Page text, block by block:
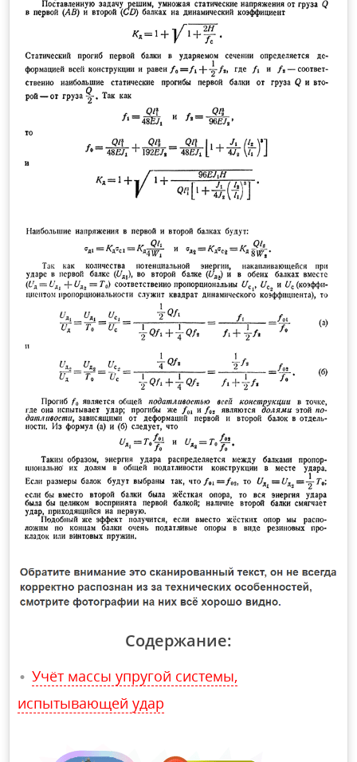
Содержание:
Учёт массы упругой системы,
испытывающей удар